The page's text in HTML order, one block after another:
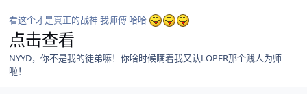
看这个才是真正的战神 我师傅 哈哈
点击查看
NYYD，你不是我的徒弟嘛！你啥时候瞒着我又认LOPER那个贱人为师
啦！